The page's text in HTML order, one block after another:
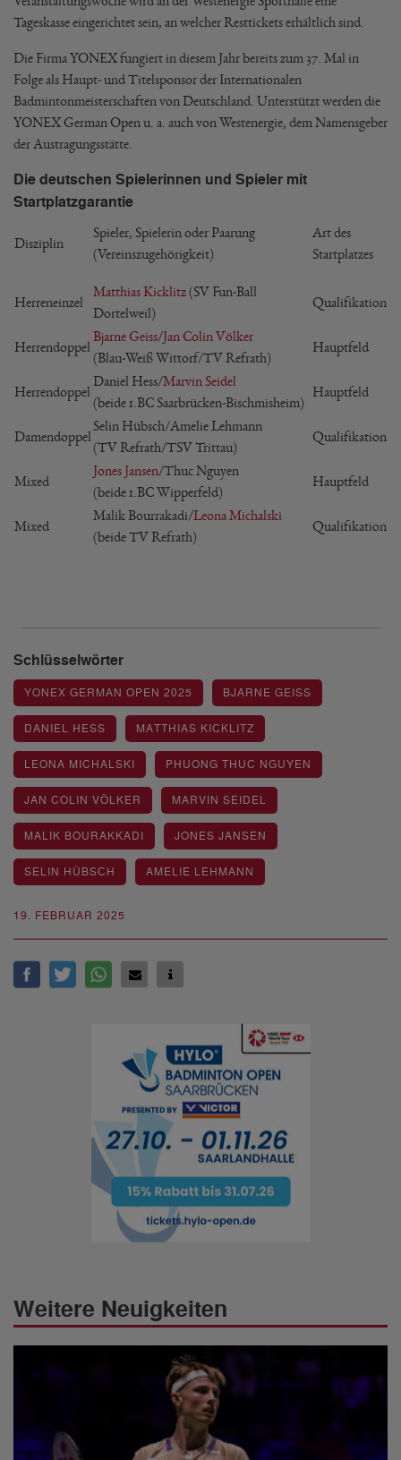
19. FEBRUAR 2025
Tageskasse eingerichtet sein, an welcher Resttickets erhältlich sind.
Die Firma YONEX fungiert in diesem Jahr bereits zum 37. Mal in
Folge als Haupt- und Titelsponsor der Internationalen
Badmintonmeisterschaften von Deutschland. Unterstützt werden die
YONEX German Open u. a. auch von Westenergie, dem Namensgeber
der Austragungsstätte.
Die deutschen Spielerinnen und Spieler mit
Startplatzgarantie
Disziplin ­­
Spieler, Spielerin oder Paarung
(Vereinszugehörigkeit)
Art des
Startplatzes
Herreneinzel
Matthias Kicklitz(SV Fun-Ball
Dortelweil)
Qualifikation
Herrendoppel
Bjarne Geiss/Jan Colin Völker
(Blau-Weiß Wittorf/TV Refrath)
Hauptfeld
Herrendoppel
Daniel Hess/Marvin Seidel
(beide 1.BC Saarbrücken-Bischmisheim)
Hauptfeld
Damendoppel
Selin Hübsch/Amelie Lehmann
(TV Refrath/TSV Trittau)
Qualifikation
Mixed
Jones Jansen/Thuc Nguyen
(beide 1.BC Wipperfeld)
Hauptfeld
Mixed
Malik Bourrakadi/Leona Michalski
(beide TV Refrath)
Qualifikation
Schlüsselwörter
YONEX GERMAN OPEN 2025 BJARNE GEISS
DANIEL HESS MATTHIAS KICKLITZ
LEONA MICHALSKI PHUONG THUC NGUYEN
JAN COLIN VÖLKER MARVIN SEIDEL
MALIK BOURAKKADI JONES JANSEN
SELIN HÜBSCH AMELIE LEHMANN
Weitere Neuigkeiten